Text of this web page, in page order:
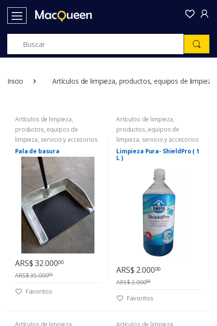
Inicio Artículos de limpieza, productos, equipos de
Artículos de limpieza,
productos, equipos de
limpieza, servicio y accesorios
Pala de basura
ARS$ 32.00000
ARS$ 35.00000
Favoritos
Artículos de limpieza,
productos, equipos de
limpieza, servicio y accesorios
Limpieza Pura- ShieldPro ( 1
L )
ARS$ 2.00000
ARS$ 2.00000
Favoritos
Artículos de limpieza,
Artículos de limpieza,